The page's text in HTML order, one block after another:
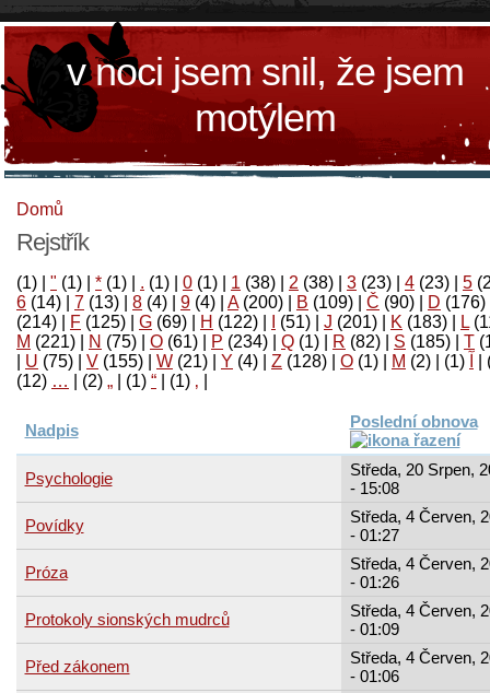
v noci jsem snil, že jsem
motýlem
Domů
Rejstřík
(1) " (1) * (1) . (1) 0 (1) 1 (38) 2 (38) 3 (23) 4 (23) 5
6 (14) 7 (13) 8 (4) 9 (4) A(200) B (109) Č (90) D (176)
(214)
F (125) G (69) H (122) (51) J (201) K (183) L
M (221) N (75) O (61) P (234) Q (1) R (82) S (185) T
U (75) V (155) W (21) Y (4) Z (128) Ο (1) М (2)
(1)
‚
(1)
“
(1)
„
(2)
…
(12)
Nadpis Poslední obnova
Psychologie
Středa, 20 Srpen,
- 15:08
Povídky
Středa, 4 Červen,
- 01:27
Próza
Středa, 4 Červen,
- 01:26
Protokoly sionských mudrců
Středa, 4 Červen,
- 01:09
Před zákonem
Středa, 4 Červen,
- 01:06